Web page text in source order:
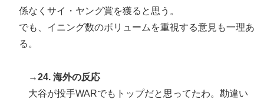
係なくサイ・ヤング賞を獲ると思う。
でも、イニング数のボリュームを重視する意見も一理あ
る。
→24. 海外の反応
大谷が投手WARでもトップだと思ってたわ。勘違い